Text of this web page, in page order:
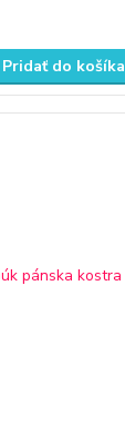
Pridať do košíka